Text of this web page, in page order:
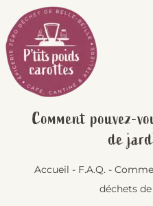
Passer
au
contenu
Comment pouvez-
de
Accueil - F.A.Q. -
déchets